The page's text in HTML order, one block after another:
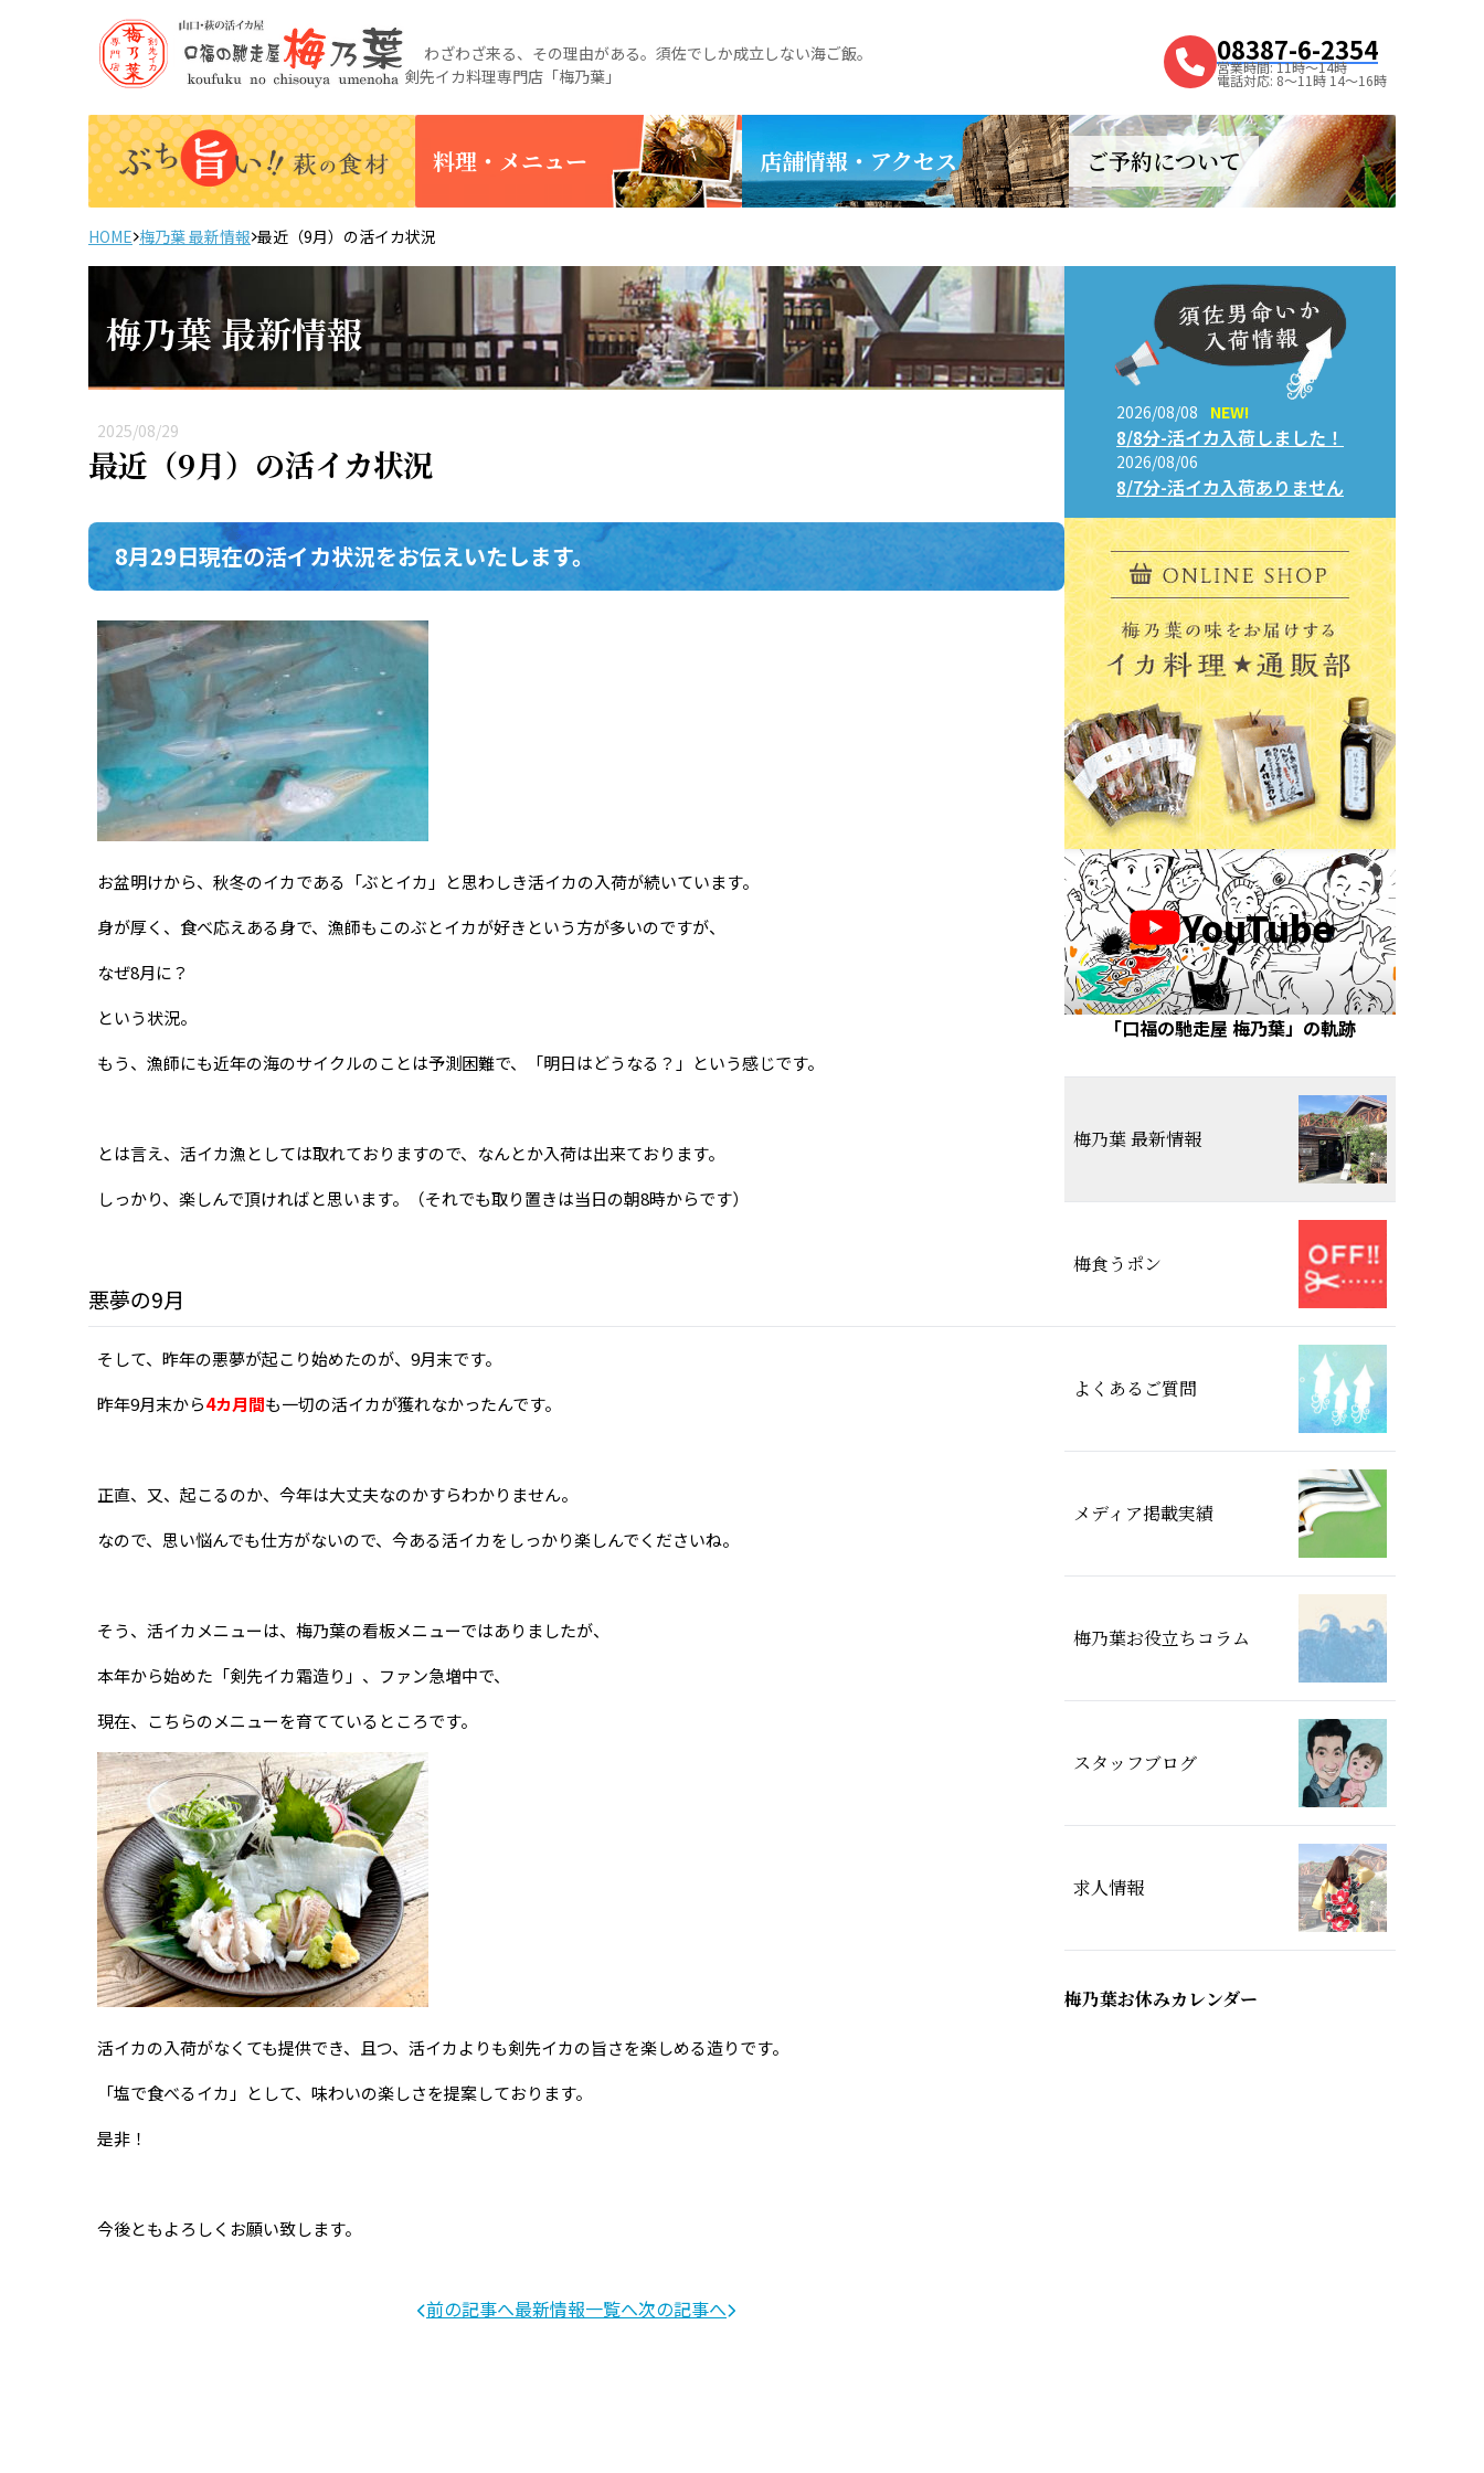
わざわざ来る、その理由がある。須佐でしか成立しない海ご飯。
剣先イカ料理専門店「梅乃葉」
08387-6-2354
営業時間: 11時～14時
電話対応: 8～11時 14～16時
料理・メニュー 店舗情報・アクセス ご予約について
HOME 梅乃葉 最新情報 最近（9月）の活イカ状況
梅乃葉 最新情報
2025/08/29
最近（9月）の活イカ状況
8月29日現在の活イカ状況をお伝えいたします。
お盆明けから、秋冬のイカである「ぶとイカ」と思わしき活イカの入荷が続いています。
身が厚く、食べ応えある身で、漁師もこのぶとイカが好きという方が多いのですが、
なぜ8月に？
という状況。
もう、漁師にも近年の海のサイクルのことは予測困難で、「明日はどうなる？」という感じです。
とは言え、活イカ漁としては取れておりますので、なんとか入荷は出来ております。
しっかり、楽しんで頂ければと思います。（それでも取り置きは当日の朝8時からです）
悪夢の9月
そして、昨年の悪夢が起こり始めたのが、9月末です。
昨年9月末から4カ月間も一切の活イカが獲れなかったんです。
正直、又、起こるのか、今年は大丈夫なのかすらわかりません。
なので、思い悩んでも仕方がないので、今ある活イカをしっかり楽しんでくださいね。
そう、活イカメニューは、梅乃葉の看板メニューではありましたが、
本年から始めた「剣先イカ霜造り」、ファン急増中で、
現在、こちらのメニューを育てているところです。
活イカの入荷がなくても提供でき、且つ、活イカよりも剣先イカの旨さを楽しめる造りです。
「塩で食べるイカ」として、味わいの楽しさを提案しております。
是非！
今後ともよろしくお願い致します。
前の記事へ最新情報一覧へ次の記事へ
2026/08/08 NEW!
8/8分-活イカ入荷しました！
2026/08/06
8/7分-活イカ入荷ありません
YouTube
「口福の馳走屋 梅乃葉」の軌跡
梅乃葉 最新情報
梅食うポン
よくあるご質問
メディア掲載実績
梅乃葉お役立ちコラム
スタッフブログ
求人情報
梅乃葉お休みカレンダー